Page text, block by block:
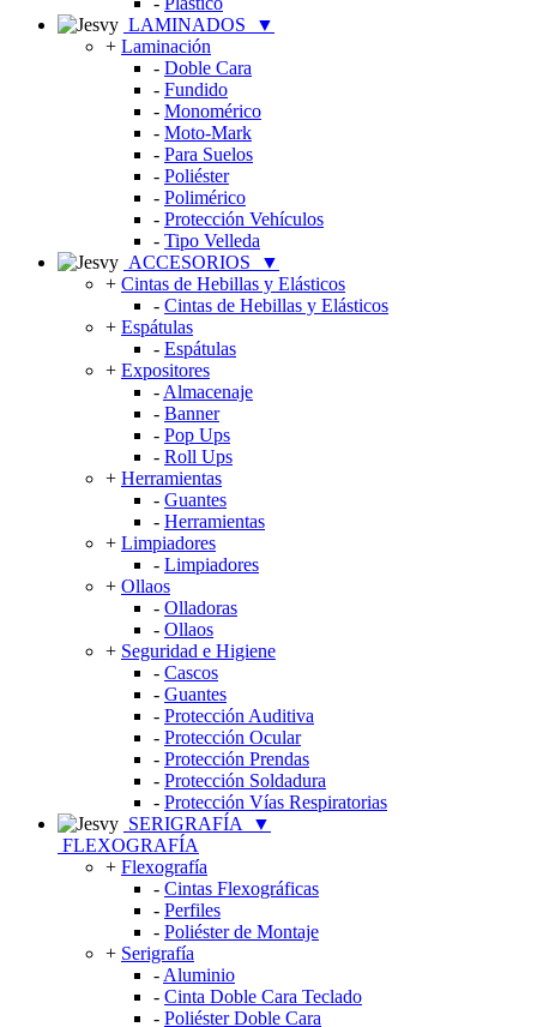
LAMINADOS
▼
+ Laminación
- Doble Cara
- Fundido
- Monomérico
- Moto-Mark
- Para Suelos
- Poliéster
- Polimérico
- Protección Vehículos
- Tipo Velleda
ACCESORIOS
▼
+ Cintas de Hebillas y Elásticos
- Cintas de Hebillas y Elásticos
+ Espátulas
- Espátulas
+ Expositores
- Almacenaje
- Banner
- Pop Ups
- Roll Ups
+ Herramientas
- Guantes
- Herramientas
+ Limpiadores
- Limpiadores
+ Ollaos
- Olladoras
- Ollaos
+ Seguridad e Higiene
- Cascos
- Guantes
- Protección Auditiva
- Protección Ocular
- Protección Prendas
- Protección Soldadura
- Protección Vías Respiratorias
SERIGRAFÍA
▼
FLEXOGRAFÍA
+ Flexografía
- Cintas Flexográficas
- Perfiles
- Poliéster de Montaje
+ Serigrafía
- Aluminio
- Cinta Doble Cara Teclado
- Poliéster Doble Cara